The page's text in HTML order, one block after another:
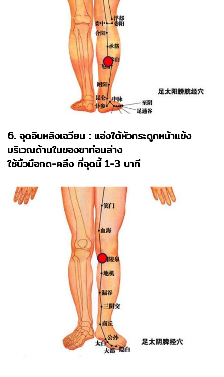
6. จุดอินหลิงเฉวียน : แอ่งใต้หัวกระดูกหน้าแข้ง
บริเวณด้านในของขาท่อนล่าง
ใช้นิ้วมือกด-คลึง ที่จุดนี้ 1-3 นาที